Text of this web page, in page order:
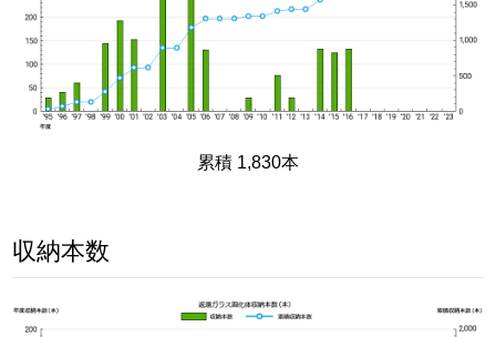
累積 1,830本
収納本数